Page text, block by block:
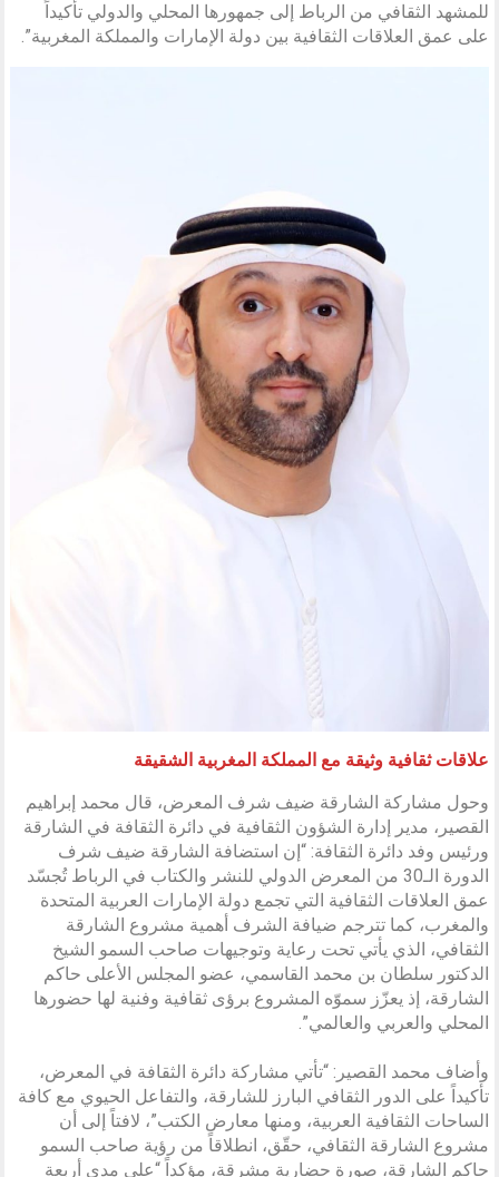
للمشهد الثقافي من الرباط إلى جمهورها المحلي والدولي تأكيداً
على عمق العلاقات الثقافية بين دولة الإمارات والمملكة المغربية”.
علاقات ثقافية وثيقة مع المملكة المغربية الشقيقة
وحول مشاركة الشارقة ضيف شرف المعرض، قال محمد إبراهيم
القصير، مدير إدارة الشؤون الثقافية في دائرة الثقافة في الشارقة
ورئيس وفد دائرة الثقافة: “إن استضافة الشارقة ضيف شرف
الدورة الـ30 من المعرض الدولي للنشر والكتاب في الرباط تُجسّد
عمق العلاقات الثقافية التي تجمع دولة الإمارات العربية المتحدة
والمغرب، كما تترجم ضيافة الشرف أهمية مشروع الشارقة
الثقافي، الذي يأتي تحت رعاية وتوجيهات صاحب السمو الشيخ
الدكتور سلطان بن محمد القاسمي، عضو المجلس الأعلى حاكم
الشارقة، إذ يعزّز سموّه المشروع برؤى ثقافية وفنية لها حضورها
المحلي والعربي والعالمي”.
وأضاف محمد القصير: “تأتي مشاركة دائرة الثقافة في المعرض،
تأكيداً على الدور الثقافي البارز للشارقة، والتفاعل الحيوي مع كافة
الساحات الثقافية العربية، ومنها معارض الكتب”، لافتاً إلى أن
مشروع الشارقة الثقافي، حقّق، انطلاقاً من رؤية صاحب السمو
حاكم الشارقة، صورة حضارية مشرقة، مؤكداً “على مدى أربعة